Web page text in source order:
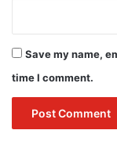
Save my name,
time I comment.